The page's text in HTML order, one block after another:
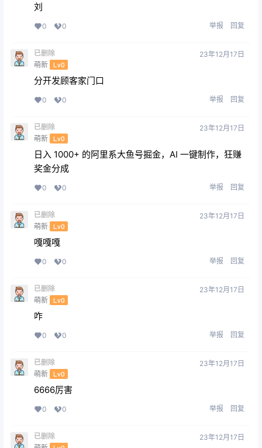
刘
0 0 举报 回复
已删除
萌新 Lv0
23年12月17日
分开发顾客家门口
0 0 举报 回复
已删除
萌新 Lv0
23年12月17日
日入 1000+ 的阿里系大鱼号掘金，AI 一键制作，狂赚
奖金分成
0 0 举报 回复
已删除
萌新 Lv0
23年12月17日
嘎嘎嘎
0 0 举报 回复
已删除
萌新 Lv0
23年12月17日
咋
0 0 举报 回复
已删除
萌新 Lv0
23年12月17日
6666厉害
0 0 举报 回复
已删除
23年12月17日